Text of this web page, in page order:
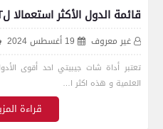
قائمة الدول الأكثر استعمالا لCHATGPT
غير معروف 19 أغسطس 2024
تعتبر أداة شات جيبيتي احد أقوى
العلمية و هذه اكثر ا…
قراءة